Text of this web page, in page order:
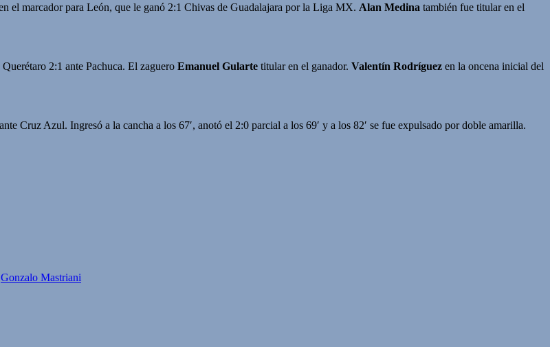
el marcador para León, que le ganó 2:1 Chivas de Guadalajara por la Liga MX. Alan Medina también fue titular en el
2:1 ante Pachuca. El zaguero Emanuel Gularte titular en el ganador. Valentín Rodríguez en la oncena inicial del
Cruz Azul. Ingresó a la cancha a los 67′, anotó el 2:0 parcial a los 69′ y a los 82′ se fue expulsado por doble amarilla.
Gonzalo Mastriani